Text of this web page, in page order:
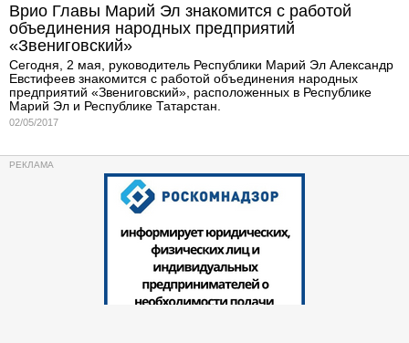
Врио Главы Марий Эл знакомится с работой
объединения народных предприятий
«Звениговский»
Сегодня, 2 мая, руководитель Республики Марий Эл Александр
Евстифеев знакомится с работой объединения народных
предприятий «Звениговский», расположенных в Республике
Марий Эл и Республике Татарстан.
02/05/2017